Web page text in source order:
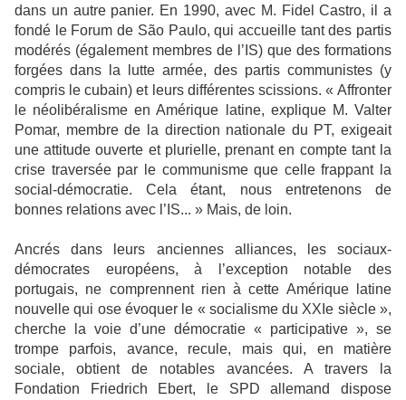
dans un autre panier. En 1990, avec M. Fidel Castro, il a
fondé le Forum de São Paulo, qui accueille tant des partis
modérés (également membres de l’IS) que des formations
forgées dans la lutte armée, des partis communistes (y
compris le cubain) et leurs différentes scissions. « Affronter
le néolibéralisme en Amérique latine, explique M. Valter
Pomar, membre de la direction nationale du PT, exigeait
une attitude ouverte et plurielle, prenant en compte tant la
crise traversée par le communisme que celle frappant la
social-démocratie. Cela étant, nous entretenons de
bonnes relations avec l’IS... » Mais, de loin.
Ancrés dans leurs anciennes alliances, les sociaux-
démocrates européens, à l’exception notable des
portugais, ne comprennent rien à cette Amérique latine
nouvelle qui ose évoquer le « socialisme du XXIe siècle »,
cherche la voie d’une démocratie « participative », se
trompe parfois, avance, recule, mais qui, en matière
sociale, obtient de notables avancées. A travers la
Fondation Friedrich Ebert, le SPD allemand dispose